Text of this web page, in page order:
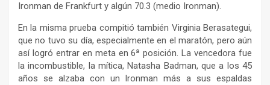
Ironman de Frankfurt y algún 70.3 (medio Ironman).
En la misma prueba compitió también Virginia Berasategui,
que no tuvo su día, especialmente en el maratón, pero aún
así logró entrar en meta en 6ª posición. La vencedora fue
la incombustible, la mítica, Natasha Badman, que a los 45
años se alzaba con un Ironman más a sus espaldas